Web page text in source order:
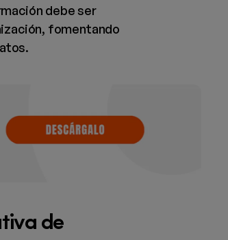
debe ser
fomentando
de